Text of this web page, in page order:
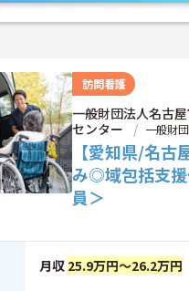
訪問看護
一般財団法人名古
センター
一般財
【愛知県/名
み◎域包括支
員＞
月収 25.9万円～26.2万円